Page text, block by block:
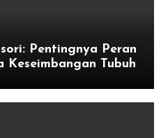
Pentingnya Peran
Tubuh